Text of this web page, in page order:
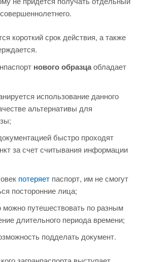
короткий срок действия, а также
нового образцаобладает
использование данного
альтернативы для
быстро проходят
за счет считывания информации
потеряет паспорт, им не смогут
посторонние лица;
путешествовать по разным
длительного периода времени;
подделать документ.